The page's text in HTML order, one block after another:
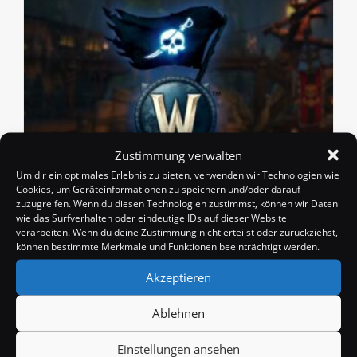
Zustimmung verwalten
Um dir ein optimales Erlebnis zu bieten, verwenden wir Technologien wie
Cookies, um Geräteinformationen zu speichern und/oder darauf
zuzugreifen. Wenn du diesen Technologien zustimmst, können wir Daten
wie das Surfverhalten oder eindeutige IDs auf dieser Website
verarbeiten. Wenn du deine Zustimmung nicht erteilst oder zurückziehst,
können bestimmte Merkmale und Funktionen beeinträchtigt werden.
Akzeptieren
Ablehnen
Einstellungen ansehen
Patch 10.2.6 kommt am 19. / 20. März
Beitrags-
Autor:
Badango
Beitrag
veröffentlicht:
15. März 2024
Beitrags-
Kategorie:
News
Beitrags-
Kommentare:
0 Kommentare
Blizzard hat kürzlich bekannt gegeben, dass Patch
10.2.6 schon quasi vor der Tür steht, am 19. März soll
es so weit sein, bzw hierzulande natürlich erst am 20.
März. Dabei…